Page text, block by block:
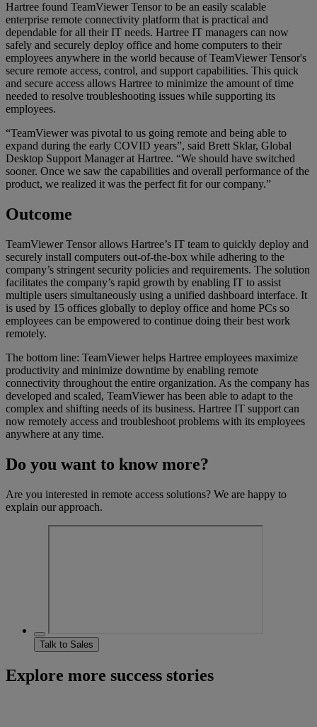
Hartree found TeamViewer Tensor to be an easily scalable
enterprise remote connectivity platform that is practical and
dependable for all their IT needs. Hartree IT managers can now
safely and securely deploy office and home computers to their
employees anywhere in the world because of TeamViewer Tensor's
secure remote access, control, and support capabilities. This quick
and secure access allows Hartree to minimize the amount of time
needed to resolve troubleshooting issues while supporting its
employees.
“TeamViewer was pivotal to us going remote and being able to
expand during the early COVID years”, said Brett Sklar, Global
Desktop Support Manager at Hartree. “We should have switched
sooner. Once we saw the capabilities and overall performance of the
product, we realized it was the perfect fit for our company.”
Outcome
TeamViewer Tensor allows Hartree’s IT team to quickly deploy and
securely install computers out-of-the-box while adhering to the
company’s stringent security policies and requirements. The solution
facilitates the company’s rapid growth by enabling IT to assist
multiple users simultaneously using a unified dashboard interface. It
is used by 15 offices globally to deploy office and home PCs so
employees can be empowered to continue doing their best work
remotely.
The bottom line: TeamViewer helps Hartree employees maximize
productivity and minimize downtime by enabling remote
connectivity throughout the entire organization. As the company has
developed and scaled, TeamViewer has been able to adapt to the
complex and shifting needs of its business. Hartree IT support can
now remotely access and troubleshoot problems with its employees
anywhere at any time.
Do you want to know more?
Are you interested in remote access solutions? We are happy to
explain our approach.
Talk to Sales
Explore more success stories